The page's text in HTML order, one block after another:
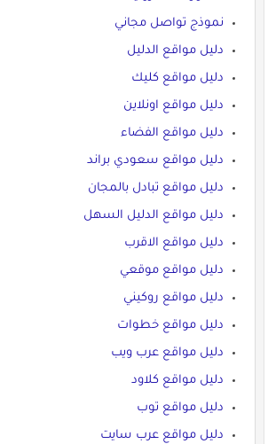
نموذج تواصل مجاني
دليل مواقع الدليل
دليل مواقع كليك
دليل مواقع اونلاين
دليل مواقع الفضاء
دليل مواقع سعودي براند
دليل مواقع تبادل بالمجان
دليل مواقع الدليل السهل
دليل مواقع الاقرب
دليل مواقع موقعي
دليل مواقع روكيني
دليل مواقع خطوات
دليل مواقع عرب ويب
دليل مواقع كلاود
دليل مواقع توب
دليل مواقع عرب سايت